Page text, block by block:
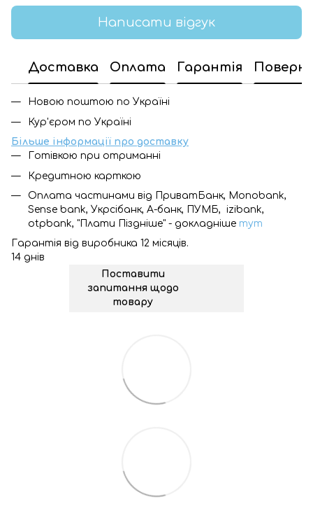
Написати відгук
Доставка Оплата Гарантія
Новою поштою по Україні
Кур'єром по Україні
Більше інформації про доставку
Готівкою при отриманні
Кредитною карткою
Оплата частинами від ПриватБанк, Monobank,
Sense bank, Укрсібанк, А-банк, ПУМБ, izibank,
otpbank, "Плати Піздніше" - докладніше тут
Гарантія від виробника 12 місяців.
14 днів
Поставити
запитання щодо
товару